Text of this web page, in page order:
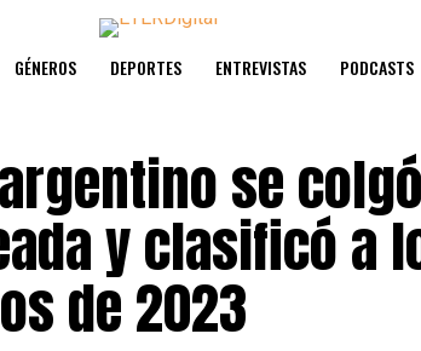
GÉNEROS DEPORTES ENTREVISTAS PODCASTS
se
y clasificó a
de 2023